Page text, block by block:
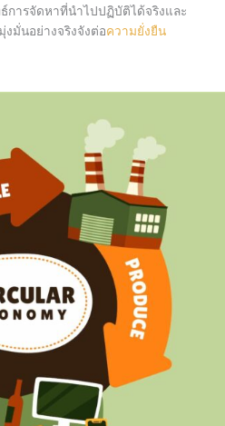
การจัดหาที่นำไปปฏิบัติได้จริงและ
มั่นอย่างจริงจังต่อความยั่งยืน